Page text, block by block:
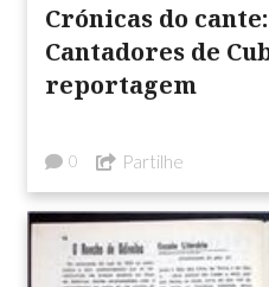
Crónicas do
Cantadores de Cuba
reportagem
0 Partilhe